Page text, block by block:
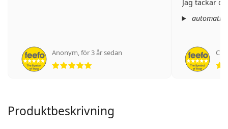
Anonym,för 3 år sedan
Jag tackar
Produktbeskrivning